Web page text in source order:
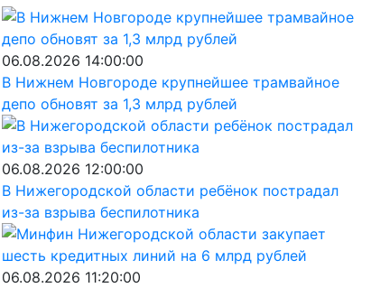
06.08.2026 14:00:00
В Нижнем Новгороде крупнейшее трамвайное
депо обновят за 1,3 млрд рублей
06.08.2026 12:00:00
В Нижегородской области ребёнок пострадал
из-за взрыва беспилотника
06.08.2026 11:20:00